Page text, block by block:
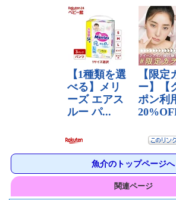
魚介のトップページへ
関連ページ